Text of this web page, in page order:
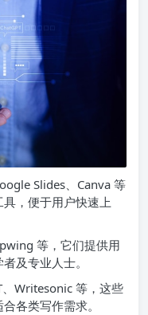
Slides、Canva 等
，便于用户快速上
等，它们提供用
及专业人士。
、Writesonic 等，这些
各类写作需求。